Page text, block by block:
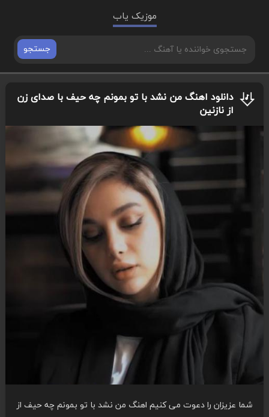
موزیک یاب
جستجو
دانلود اهنگ من نشد با تو بمونم چه حیف با صدای زن
از نازنین
شما عزیزان را دعوت می کنیم اهنگ من نشد با تو بمونم چه حیف از